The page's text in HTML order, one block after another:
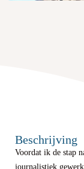
Beschrijving
Voordat ik de stap
journalistiek